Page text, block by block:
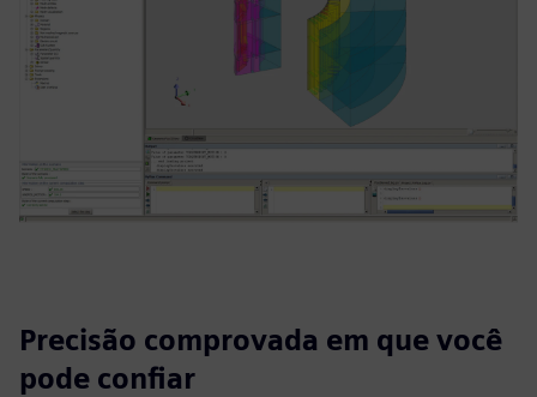
Precisão comprovada em que você
pode confiar